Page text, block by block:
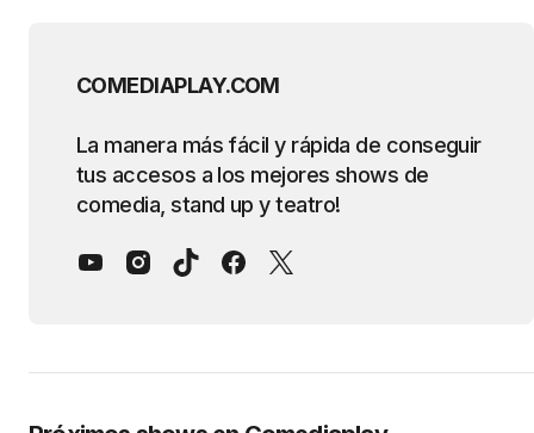
COMEDIAPLAY.COM
La manera más fácil y rápida de conseguir
tus accesos a los mejores shows de
comedia, stand up y teatro!